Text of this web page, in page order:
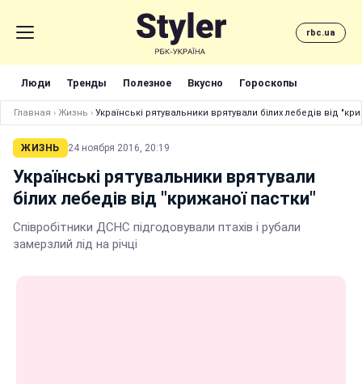
rbc.ua
Люди Тренды Полезное Вкусно Гороскопы
Главная › Жизнь › Українські рятувальники врятували білих лебедів від
ЖИЗНЬ 24 ноября 2016, 20:19
Українські рятувальники врятували
білих лебедів від "крижаної пастки"
Співробітники ДСНС підгодовували птахів і рубали
замерзлий лід на річці